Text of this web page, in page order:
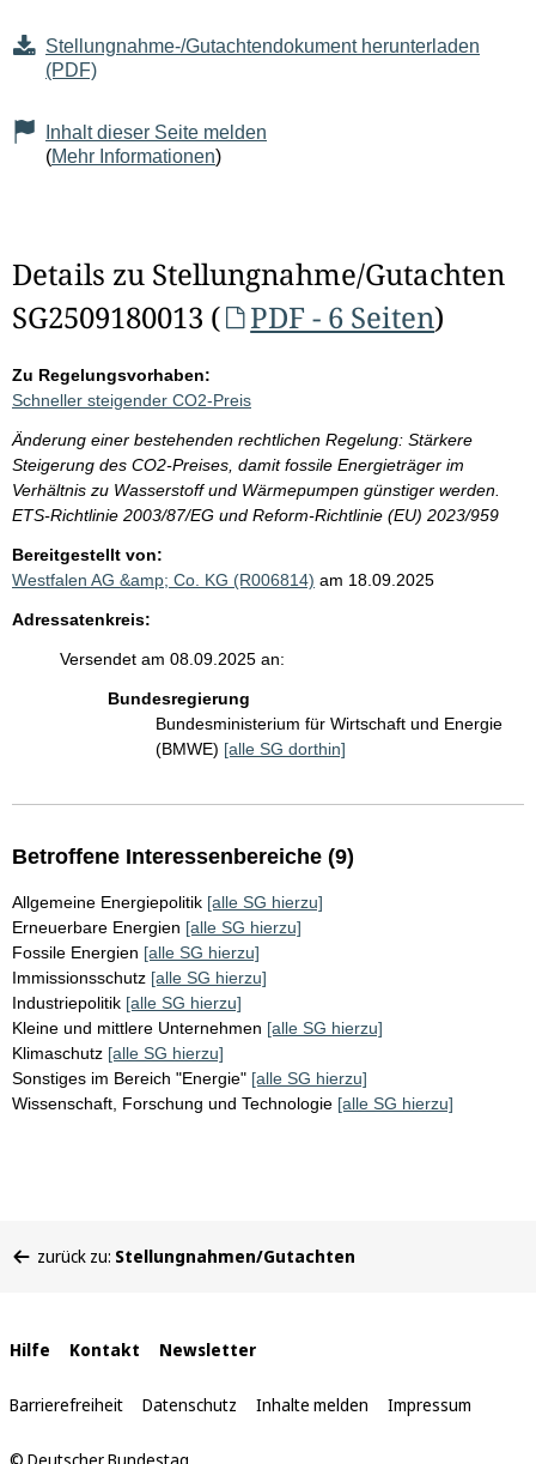
Seiteninhalt
Stellungnahme-/Gutachtendokument herunterladen
(PDF)
Inhalt dieser Seite melden
(Mehr Informationen)
Details zu Stellungnahme/Gutachten
SG2509180013 (
PDF - 6 Seiten)
Zu Regelungsvorhaben:
Schneller steigender CO2-Preis
Änderung einer bestehenden rechtlichen Regelung: Stärkere
Steigerung des CO2-Preises, damit fossile Energieträger im
Verhältnis zu Wasserstoff und Wärmepumpen günstiger werden.
ETS-Richtlinie 2003/87/EG und Reform-Richtlinie (EU) 2023/959
Bereitgestellt von:
Westfalen AG &amp; Co. KG (R006814) am 18.09.2025
Adressatenkreis:
Versendet am 08.09.2025 an:
Bundesregierung
Bundesministerium für Wirtschaft und Energie
(BMWE) [alle SG dorthin]
Betroffene Interessenbereiche (9)
Allgemeine Energiepolitik [alle SG hierzu]
Erneuerbare Energien [alle SG hierzu]
Fossile Energien [alle SG hierzu]
Immissionsschutz [alle SG hierzu]
Industriepolitik [alle SG hierzu]
Kleine und mittlere Unternehmen [alle SG hierzu]
Klimaschutz [alle SG hierzu]
Sonstiges im Bereich "Energie" [alle SG hierzu]
Wissenschaft, Forschung und Technologie [alle SG hierzu]
befinden
zurück zu: Stellungnahmen/Gutachten
Interne
Links
Hilfe Kontakt Newsletter
Barrierefreiheit Datenschutz Inhalte melden Impressum